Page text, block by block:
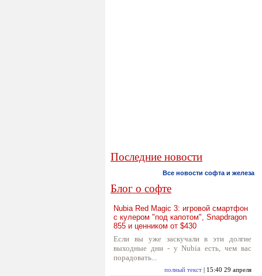
Последние новости
Все новости софта и железа
Блог о софте
Nubia Red Magic 3: игровой смартфон
с кулером "под капотом", Snapdragon
855 и ценником от $430
Если вы уже заскучали в эти долгие
выходные дни - у Nubia есть, чем вас
порадовать...
полный текст | 15:40 29 апреля